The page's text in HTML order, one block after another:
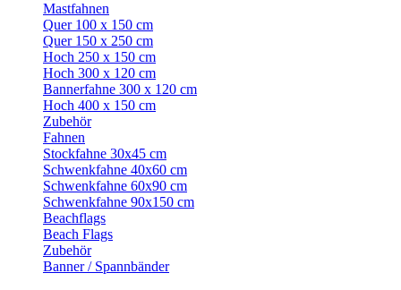
Mastfahnen
Quer 100 x 150 cm
Quer 150 x 250 cm
Hoch 250 x 150 cm
Hoch 300 x 120 cm
Bannerfahne 300 x 120 cm
Hoch 400 x 150 cm
Zubehör
Fahnen
Stockfahne 30x45 cm
Schwenkfahne 40x60 cm
Schwenkfahne 60x90 cm
Schwenkfahne 90x150 cm
Beachflags
Beach Flags
Zubehör
Banner / Spannbänder